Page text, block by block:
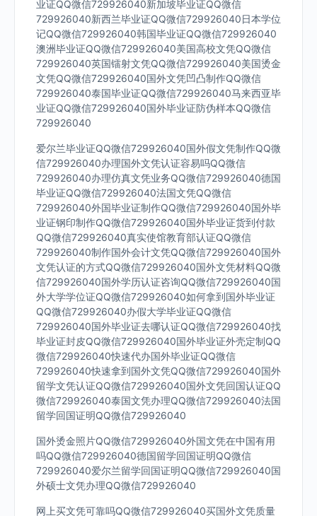
业证QQ微信729926040新加坡毕业证QQ微信
729926040新西兰毕业证QQ微信729926040日本学位
记QQ微信729926040韩国毕业证QQ微信729926040
澳洲毕业证QQ微信729926040美国高校文凭QQ微信
729926040英国镭射文凭QQ微信729926040美国烫金
文凭QQ微信729926040国外文凭凹凸制作QQ微信
729926040泰国毕业证QQ微信729926040马来西亚毕
业证QQ微信729926040国外毕业证防伪样本QQ微信
729926040
爱尔兰毕业证QQ微信729926040国外假文凭制作QQ微
信729926040办理国外文凭认证容易吗QQ微信
729926040办理仿真文凭业务QQ微信729926040德国
毕业证QQ微信729926040法国文凭QQ微信
729926040外国毕业证制作QQ微信729926040国外毕
业证钢印制作QQ微信729926040国外毕业证货到付款
QQ微信729926040真实使馆教育部认证QQ微信
729926040制作国外会计文凭QQ微信729926040国外
文凭认证的方式QQ微信729926040国外文凭材料QQ微
信729926040国外学历认证咨询QQ微信729926040国
外大学学位证QQ微信729926040如何拿到国外毕业证
QQ微信729926040办假大学毕业证QQ微信
729926040国外毕业证去哪认证QQ微信729926040找
毕业证封皮QQ微信729926040国外毕业证外壳定制QQ
微信729926040快速代办国外毕业证QQ微信
729926040快速拿到国外文凭QQ微信729926040国外
留学文凭认证QQ微信729926040国外文凭回国认证QQ
微信729926040泰国文凭办理QQ微信729926040法国
留学回国证明QQ微信729926040
国外烫金照片QQ微信729926040外国文凭在中国有用
吗QQ微信729926040德国留学回国证明QQ微信
729926040爱尔兰留学回国证明QQ微信729926040国
外硕士文凭办理QQ微信729926040
网上买文凭可靠吗QQ微信729926040买国外文凭质量